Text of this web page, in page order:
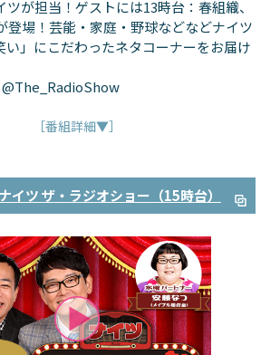
が担当！ゲストには13時台：春組織、
登場！芸能・家庭・野球などなどナイツ
い」にこだわったネタコーナーをお届け
［番組詳細▼］
ナイツ ザ・ラジオショー（15時台）